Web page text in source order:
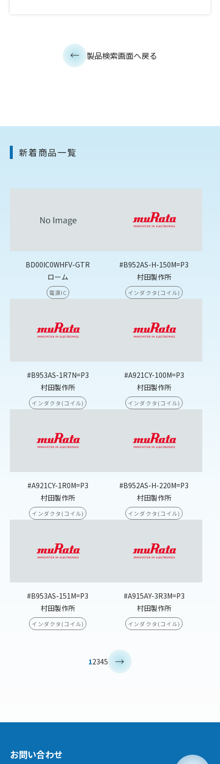
製品検索画面へ戻る
新着商品一覧
BD00IC0WHFV-GTR
ローム
電源IC
#B952AS-H-150M=P3
村田製作所
インダクタ(コイル)
#B953AS-1R7N=P3
村田製作所
インダクタ(コイル)
#A921CY-100M=P3
村田製作所
インダクタ(コイル)
#A921CY-1R0M=P3
村田製作所
インダクタ(コイル)
#B952AS-H-220M=P3
村田製作所
インダクタ(コイル)
#B953AS-151M=P3
村田製作所
インダクタ(コイル)
#A915AY-3R3M=P3
村田製作所
インダクタ(コイル)
12345
お問い合わせ